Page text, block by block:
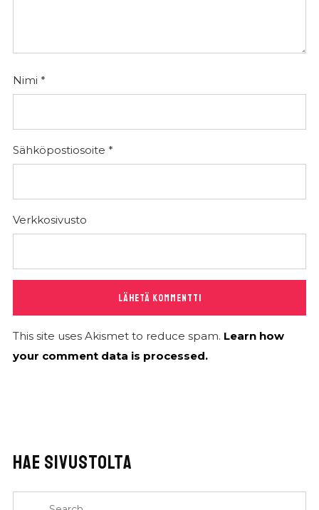
Nimi *
Sähköpostiosoite *
Verkkosivusto
This site uses Akismet to reduce spam. Learn how
your comment data is processed.
HAE SIVUSTOLTA